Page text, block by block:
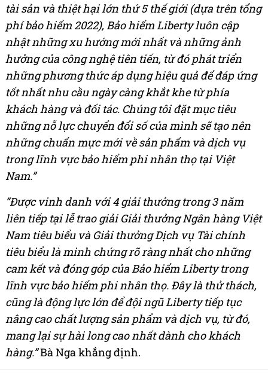
tài sản và thiệt hại lớn thứ 5 thế giới (dựa trên tổng
phí bảo hiểm 2022), Bảo hiểm Liberty luôn cập
nhật những xu hướng mới nhất và những ảnh
hưởng của công nghệ tiên tiến, từ đó phát triển
những phương thức áp dụng hiệu quả để đáp ứng
tốt nhất nhu cầu ngày càng khắt khe từ phía
khách hàng và đối tác. Chúng tôi đặt mục tiêu
những nỗ lực chuyển đổi số của mình sẽ tạo nên
những chuẩn mực mới về sản phẩm và dịch vụ
trong lĩnh vực bảo hiểm phi nhân thọ tại Việt
Nam.”
“Được vinh danh với 4 giải thưởng trong 3 năm
liên tiếp tại lễ trao giải Giải thưởng Ngân hàng Việt
Nam tiêu biểu và Giải thưởng Dịch vụ Tài chính
tiêu biểu là minh chứng rõ ràng nhất cho những
cam kết và đóng góp của Bảo hiểm Liberty trong
lĩnh vực bảo hiểm phi nhân thọ. Đây là thử thách,
cũng là động lực lớn để đội ngũ Liberty tiếp tục
nâng cao chất lượng sản phẩm và dịch vụ, từ đó,
mang lại sự hài long cao nhất dành cho khách
hàng.”Bà Nga khẳng định.